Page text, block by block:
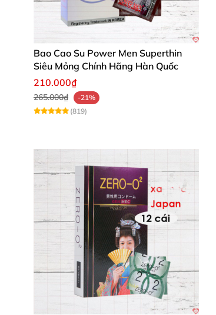
Bao Cao Su Power Men Superthin
Siêu Mỏng Chính Hãng Hàn Quốc
210.000₫
265.000₫
-21%
(819)